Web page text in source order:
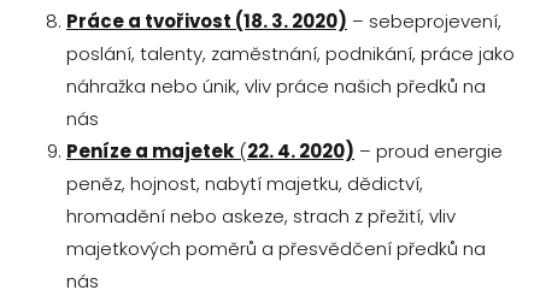
Práce a tvořivost (18. 3. 2020) – sebeprojevení,
poslání, talenty, zaměstnání, podnikání, práce jako
náhražka nebo únik, vliv práce našich předků na
nás
Peníze a majetek (22. 4. 2020) – proud energie
peněz, hojnost, nabytí majetku, dědictví,
hromadění nebo askeze, strach z přežití, vliv
majetkových poměrů a přesvědčení předků na
nás